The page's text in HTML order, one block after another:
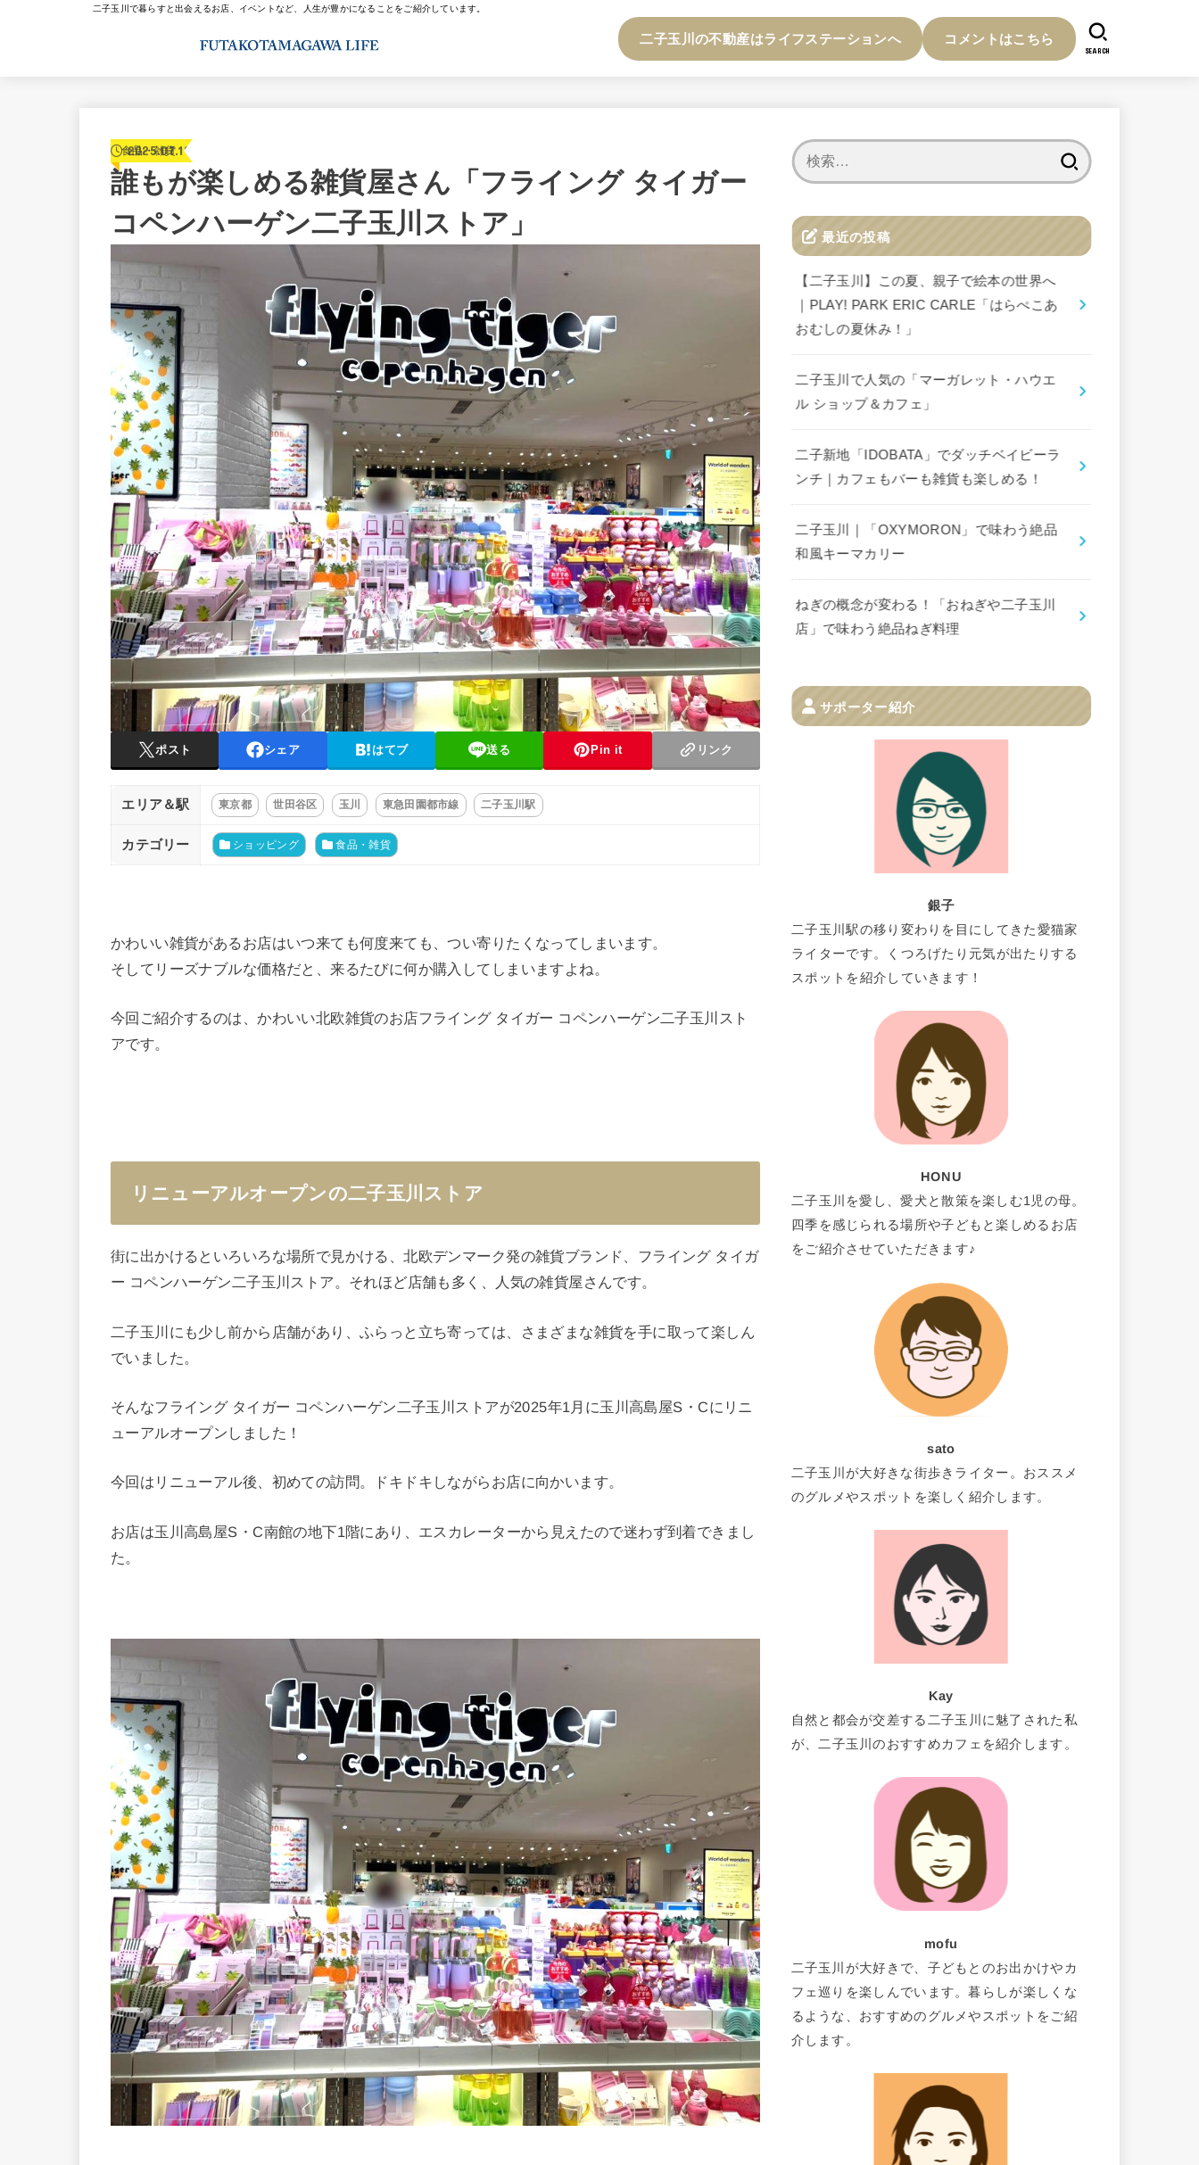
二子玉川で暮らすと出会えるお店、イベントなど、人生が豊かになることをご紹介しています。
二子玉川の不動産はライフステーションへ コメントはこちら
SEARCH
食品・雑貨
2025.07.19
誰もが楽しめる雑貨屋さん「フライング タイガー
コペンハーゲン二子玉川ストア」
ポスト シェア はてブ 送る Pin it リンク
エリア＆駅 東京都 世田谷区 玉川 東急田園都市線 二子玉川駅
カテゴリー ショッピング 食品・雑貨
かわいい雑貨があるお店はいつ来ても何度来ても、つい寄りたくなってしまいます。
そしてリーズナブルな価格だと、来るたびに何か購入してしまいますよね。
今回ご紹介するのは、かわいい北欧雑貨のお店フライング タイガー コペンハーゲン二子玉川スト
アです。
リニューアルオープンの二子玉川ストア
街に出かけるといろいろな場所で見かける、北欧デンマーク発の雑貨ブランド、フライング タイガ
ー コペンハーゲン二子玉川ストア。それほど店舗も多く、人気の雑貨屋さんです。
二子玉川にも少し前から店舗があり、ふらっと立ち寄っては、さまざまな雑貨を手に取って楽しん
でいました。
そんなフライング タイガー コペンハーゲン二子玉川ストアが2025年1月に玉川高島屋S・Cにリニ
ューアルオープンしました！
今回はリニューアル後、初めての訪問。ドキドキしながらお店に向かいます。
お店は玉川高島屋S・C南館の地下1階にあり、エスカレーターから見えたので迷わず到着できまし
た。
最近の投稿
【二子玉川】この夏、親子で絵本の世界へ
｜PLAY! PARK ERIC CARLE「はらぺこあ
おむしの夏休み！」
二子玉川で人気の「マーガレット・ハウエ
ル ショップ＆カフェ」
二子新地「IDOBATA」でダッチベイビーラ
ンチ｜カフェもバーも雑貨も楽しめる！
二子玉川｜「OXYMORON」で味わう絶品
和風キーマカリー
ねぎの概念が変わる！「おねぎや二子玉川
店」で味わう絶品ねぎ料理
サポーター紹介
銀子
二子玉川駅の移り変わりを目にしてきた愛猫家
ライターです。くつろげたり元気が出たりする
スポットを紹介していきます！
HONU
二子玉川を愛し、愛犬と散策を楽しむ1児の母。
四季を感じられる場所や子どもと楽しめるお店
をご紹介させていただきます♪
sato
二子玉川が大好きな街歩きライター。おススメ
のグルメやスポットを楽しく紹介します。
Kay
自然と都会が交差する二子玉川に魅了された私
が、二子玉川のおすすめカフェを紹介します。
mofu
二子玉川が大好きで、子どもとのお出かけやカ
フェ巡りを楽しんでいます。暮らしが楽しくな
るような、おすすめのグルメやスポットをご紹
介します。